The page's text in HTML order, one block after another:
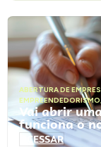
ABERTURA DE
EMPREENDEDORISMO,
Vai abrir
funciona o
ACESSAR